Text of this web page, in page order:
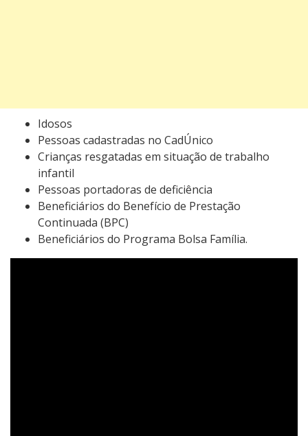
Idosos
Pessoas cadastradas no CadÚnico
Crianças resgatadas em situação de trabalho
infantil
Pessoas portadoras de deficiência
Beneficiários do Benefício de Prestação
Continuada (BPC)
Beneficiários do Programa Bolsa Família.